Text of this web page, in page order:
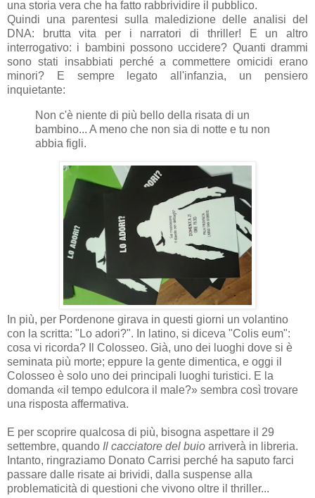
una storia vera che ha fatto rabbrividire il pubblico.
Quindi una parentesi sulla maledizione delle analisi del
DNA: brutta vita per i narratori di thriller! E un altro
interrogativo: i bambini possono uccidere? Quanti drammi
sono stati insabbiati perché a commettere omicidi erano
minori? E sempre legato all'infanzia, un pensiero
inquietante:
Non c'è niente di più bello della risata di un
bambino... A meno che non sia di notte e tu non
abbia figli.
In più, per Pordenone girava in questi giorni un volantino
con la scritta: "Lo adori?". In latino, si diceva "Colis eum":
cosa vi ricorda? Il Colosseo. Già, uno dei luoghi dove si è
seminata più morte; eppure la gente dimentica, e oggi il
Colosseo è solo uno dei principali luoghi turistici. E la
domanda «il tempo edulcora il male?» sembra così trovare
una risposta affermativa.
E per scoprire qualcosa di più, bisogna aspettare il 29
settembre, quando Il cacciatore del buio arriverà in libreria.
Intanto, ringraziamo Donato Carrisi perché ha saputo farci
passare dalle risate ai brividi, dalla suspense alla
problematicità di questioni che vivono oltre il thriller...